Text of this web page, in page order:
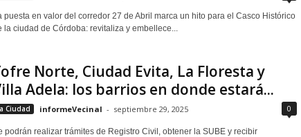
puesta en valor del corredor 27 de Abril marca un hito para el Casco Histórico
la ciudad de Córdoba: revitaliza y embellece...
Norte, Ciudad Evita, La Floresta y
Adela: los barrios en donde estará...
Ciudad informeVecinal - septiembre 29, 2025 0
podrán realizar trámites de Registro Civil, obtener la SUBE y recibir